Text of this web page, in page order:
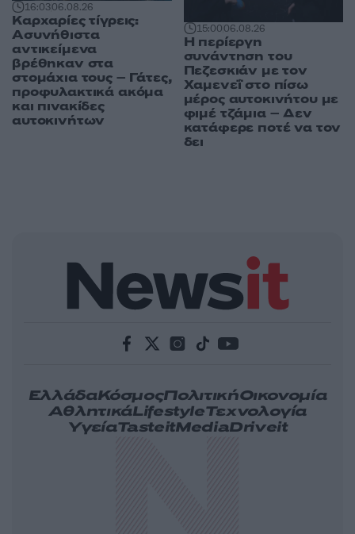
16:0306.08.26
Καρχαρίες τίγρεις:
Ασυνήθιστα
αντικείμενα
βρέθηκαν στα
στομάχια τους – Γάτες,
προφυλακτικά ακόμα
και πινακίδες
αυτοκινήτων
15:0006.08.26
Η περίεργη
συνάντηση του
Πεζεσκιάν με τον
Χαμενεΐ στο πίσω
μέρος αυτοκινήτου με
φιμέ τζάμια – Δεν
κατάφερε ποτέ να τον
δει
ΕλλάδαΚόσμοςΠολιτικήΟικονομία
ΑθλητικάLifestyleΤεχνολογία
ΥγείαTasteitMediaDriveit